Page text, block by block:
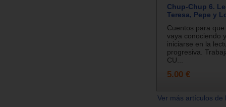
Chup-Chup 6.
Teresa, Pepe y
Cuentos para
vaya conociendo
iniciarse en la
progresiva.
CU...
5.00 €
Ver más artículos